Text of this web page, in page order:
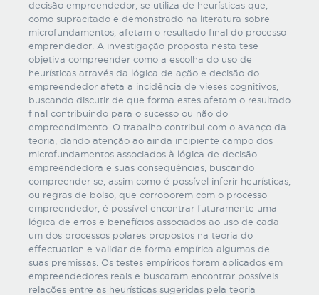
decisão empreendedor, se utiliza de heurísticas que,
como supracitado e demonstrado na literatura sobre
microfundamentos, afetam o resultado final do processo
emprendedor. A investigação proposta nesta tese
objetiva compreender como a escolha do uso de
heurísticas através da lógica de ação e decisão do
empreendedor afeta a incidência de vieses cognitivos,
buscando discutir de que forma estes afetam o resultado
final contribuindo para o sucesso ou não do
empreendimento. O trabalho contribui com o avanço da
teoria, dando atenção ao ainda incipiente campo dos
microfundamentos associados à lógica de decisão
empreendedora e suas consequências, buscando
compreender se, assim como é possível inferir heurísticas,
ou regras de bolso, que corroborem com o processo
empreendedor, é possível encontrar futuramente uma
lógica de erros e benefícios associados ao uso de cada
um dos processos polares propostos na teoria do
effectuation e validar de forma empírica algumas de
suas premissas. Os testes empíricos foram aplicados em
empreendedores reais e buscaram encontrar possíveis
relações entre as heurísticas sugeridas pela teoria